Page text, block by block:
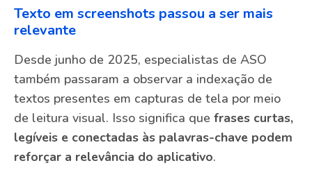
Texto em screenshots passou a ser mais
relevante
Desde junho de 2025, especialistas de ASO
também passaram a observar a indexação de
textos presentes em capturas de tela por meio
de leitura visual. Isso significa que frases curtas,
legíveis e conectadas às palavras-chave podem
reforçar a relevância do aplicativo.